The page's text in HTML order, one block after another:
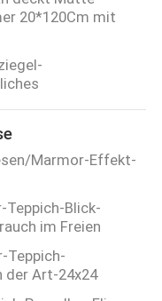
20*120Cm mit
Marmor-Effekt-
Blick-
im Freien
Teppich-
der Art-24x24